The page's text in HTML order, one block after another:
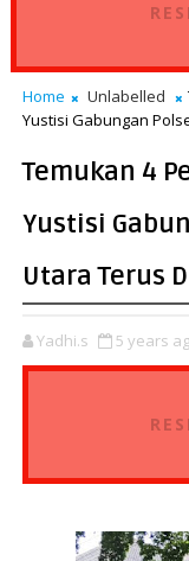
Home Unlabelled
Yustisi Gabungan
Temukan 4
Yustisi
Utara Terus
Yadhi.s 5 years